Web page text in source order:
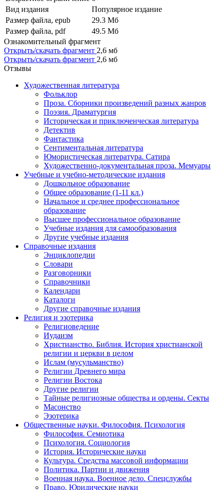
Вид издания
Популярное издание
Размер файла, epub
29.3 Mб
Размер файла, pdf
49.5 Mб
Ознакомительный фрагмент
Открыть/скачать фрагмент 2,6 мб
Открыть/скачать фрагмент 2,6 мб
Отзывы
Художественная литература
Фольклор
Проза. Сборники произведений разных жанров
Поэзия. Драматургия
Историческая и приключенческая литература
Детектив
Фантастика
Сентиментальная литература
Юмористическая литература. Сатира
Художественно-документальная проза. Мемуары
Учебные и учебно-методические издания
Дошкольное образование
Общее образование (1-11 кл.)
Начальное и среднее профессиональное
образование
Высшее профессиональное образование
Учебные издания для самообразования
Другие учебные издания
Справочные издания
Энциклопедии
Словари
Разговорники
Справочники
Календари
Каталоги
Другие справочные издания
Религия и эзотерика
Религиоведение
Иудаизм
Христианство. Библия. История христианской
религии и церкви в целом
Ислам (мусульманство)
Религии Древнего мира
Религии Востока
Другие религии
Тайные религиозные общества и ордены. Секты
Масонство
Эзотерика
Общественные науки. Философия. Психология
Философия. Семиотика
Психология. Социология
История. Исторические науки
Культура. Средства массовой информации
Политика. Партии и движения
Военная наука. Военное дело. Спецслужбы
Право. Юридические науки